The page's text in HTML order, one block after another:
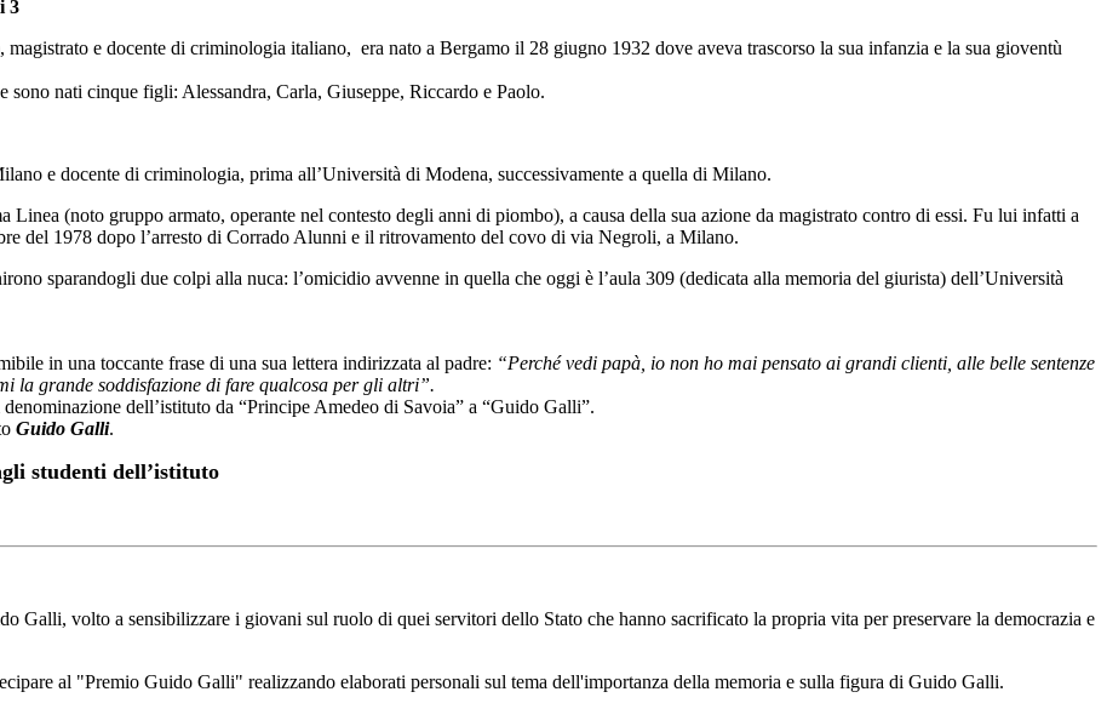
e docente di criminologia italiano, era nato a Bergamo il 28 giugno 1932 dove aveva trascorso la sua infanzia e la sua gioventù
nati cinque figli: Alessandra, Carla, Giuseppe, Riccardo e Paolo.
e docente di criminologia, prima all’Università di Modena, successivamente a quella di Milano.
(noto gruppo armato, operante nel contesto degli anni di piombo), a causa della sua azione da magistrato contro di essi. Fu lui infatti a
del 1978 dopo l’arresto di Corrado Alunni e il ritrovamento del covo di via Negroli, a Milano.
sparandogli due colpi alla nuca: l’omicidio avvenne in quella che oggi è l’aula 309 (dedicata alla memoria del giurista) dell’Università
in una toccante frase di una sua lettera indirizzata al padre: “Perché vedi papà, io non ho mai pensato ai grandi clienti, alle belle sentenze
la grande soddisfazione di fare qualcosa per gli altri”.
dell’istituto da “Principe Amedeo di Savoia” a “Guido Galli”.
Guido Galli.
studenti dell’istituto
Galli, volto a sensibilizzare i giovani sul ruolo di quei servitori dello Stato che hanno sacrificato la propria vita per preservare la democrazia e
al "Premio Guido Galli" realizzando elaborati personali sul tema dell'importanza della memoria e sulla figura di Guido Galli.